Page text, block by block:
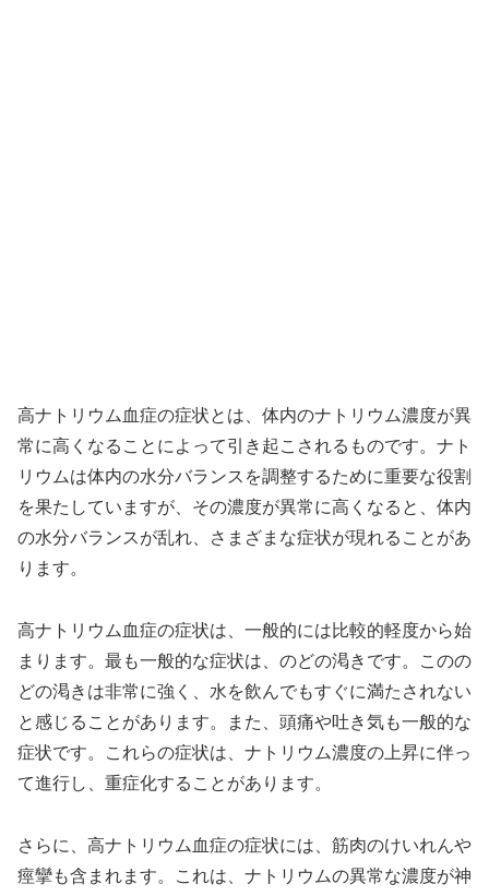
高ナトリウム血症の症状とは、体内のナトリウム濃度が異
常に高くなることによって引き起こされるものです。ナト
リウムは体内の水分バランスを調整するために重要な役割
を果たしていますが、その濃度が異常に高くなると、体内
の水分バランスが乱れ、さまざまな症状が現れることがあ
ります。
高ナトリウム血症の症状は、一般的には比較的軽度から始
まります。最も一般的な症状は、のどの渇きです。このの
どの渇きは非常に強く、水を飲んでもすぐに満たされない
と感じることがあります。また、頭痛や吐き気も一般的な
症状です。これらの症状は、ナトリウム濃度の上昇に伴っ
て進行し、重症化することがあります。
さらに、高ナトリウム血症の症状には、筋肉のけいれんや
痙攣も含まれます。これは、ナトリウムの異常な濃度が神